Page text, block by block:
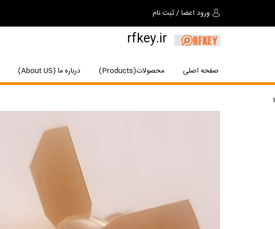
ورود اعضا/ثبت نام
rfkey.ir
صفحه اصلی محصولات(Products) درباره ما (About US)
1